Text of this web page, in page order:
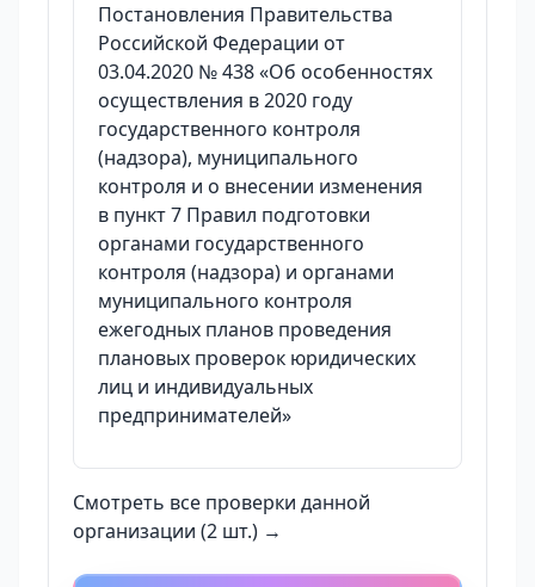
Постановления Правительства
Российской Федерации от
03.04.2020 № 438 «Об особенностях
осуществления в 2020 году
государственного контроля
(надзора), муниципального
контроля и о внесении изменения
в пункт 7 Правил подготовки
органами государственного
контроля (надзора) и органами
муниципального контроля
ежегодных планов проведения
плановых проверок юридических
лиц и индивидуальных
предпринимателей»
Смотреть все проверки данной
организации (2 шт.) →